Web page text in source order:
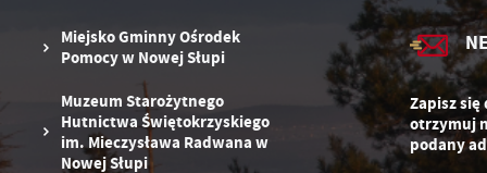
Miejsko Gminny Ośrodek
Pomocy w Nowej Słupi
Muzeum Starożytnego
Hutnictwa Świętokrzyskiego
im. Mieczysława Radwana w
Nowej Słupi
Zapisz
otrzymuj
podany